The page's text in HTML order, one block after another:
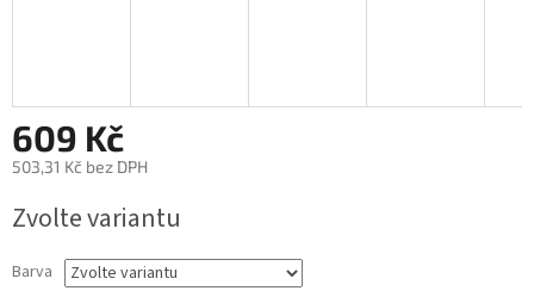
609 Kč
503,31 Kč bez DPH
cena:
Zvolte variantu
Barva